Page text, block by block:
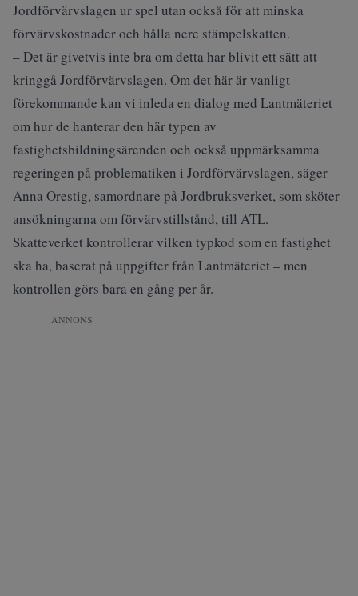
Jordförvärvslagen ur spel utan också för att minska
förvärvskostnader och hålla nere stämpelskatten.
– Det är givetvis inte bra om detta har blivit ett sätt att
kringgå Jordförvärvslagen. Om det här är vanligt
förekommande kan vi inleda en dialog med Lantmäteriet
om hur de hanterar den här typen av
fastighetsbildningsärenden och också uppmärksamma
regeringen på problematiken i Jordförvärvslagen, säger
Anna Orestig, samordnare på Jordbruksverket, som sköter
ansökningarna om förvärvstillstånd, till ATL.
Skatteverket kontrollerar vilken typkod som en fastighet
ska ha, baserat på uppgifter från Lantmäteriet – men
kontrollen görs bara en gång per år.
ANNONS